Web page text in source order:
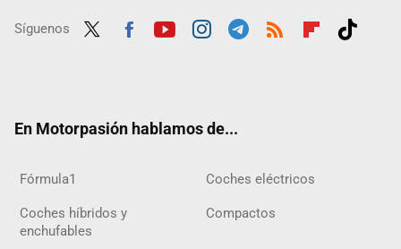
Síguenos
En Motorpasión hablamos de...
Fórmula1 Coches eléctricos
Coches híbridos y
enchufables
Compactos